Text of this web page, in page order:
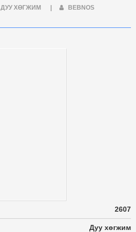
ДУУ ХӨГЖИМ BEBNOS
2607
Дуу хөгжим